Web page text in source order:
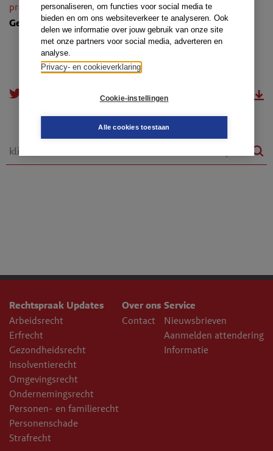
personaliseren, om functies voor social media te
bieden en om ons websiteverkeer te analyseren. Ook
delen we informatie over jouw gebruik van onze site
met onze partners voor social media, adverteren en
analyse.
Privacy- en cookieverklaring
Cookie-instellingen
Alle cookies toestaan
prejudiciële vragen
Gedragsregels: art. 57 lid 3
doorsturen
Rechtspraak Updates
Arbeidsrecht
Erfrecht
Gezondheidsrecht
Insolventierecht
Omgevingsrecht
Ondernemingsrecht
Personen- en familierecht
Personenschade
Strafrecht
Over ons
Contact
Service
Nieuwsbrieven
Aanmelden attendering
Informatie